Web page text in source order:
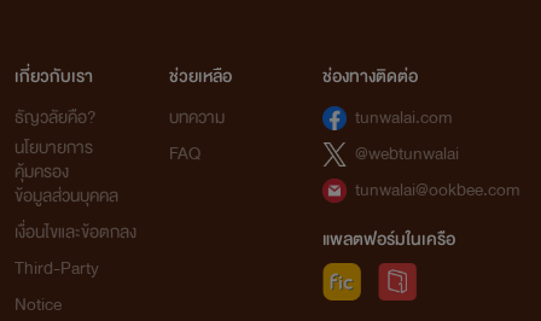
เกี่ยวกับเรา
ธัญวลัยคือ?
นโยบายการ
คุ้มครอง
ข้อมูลส่วนบุคคล
เงื่อนไขและข้อตกลง
Third-Party
Notice
ช่วยเหลือ
บทความ
FAQ
ช่องทางติดต่อ
tunwalai.com
@webtunwalai
tunwalai@ookbee.com
แพลตฟอร์มในเครือ